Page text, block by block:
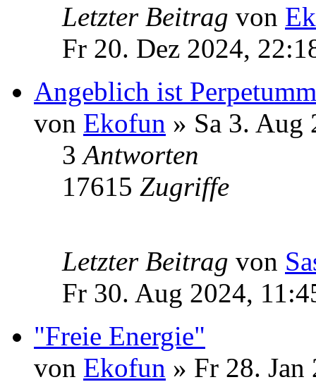
Letzter Beitrag von
Fr 20. Dez 2024,
Angeblich ist
von Ekofun » Sa 3. Aug
3Antworten
17615 Zugriffe
Letzter Beitrag von
Fr 30. Aug 2024,
"Freie Energie"
von Ekofun » Fr 28. Jan